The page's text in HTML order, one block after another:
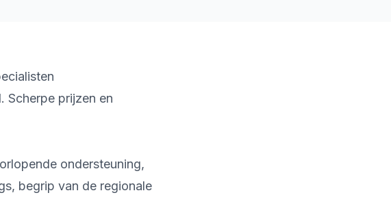
Scherpe prijzen en
ondersteuning,
begrip van de regionale